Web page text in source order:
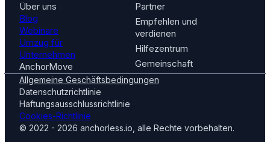
Über uns
Blog
Webinare
Umzug für
Unternehmen
AnchorMove
Partner
Empfehlen und
verdienen
Hilfezentrum
Gemeinschaft
Allgemeine Geschäftsbedingungen
Datenschutzrichtlinie
Haftungsausschlussrichtlinie
Cookies-Richtlinie
© 2022 - 2026 anchorless.io, alle Rechte vorbehalten.